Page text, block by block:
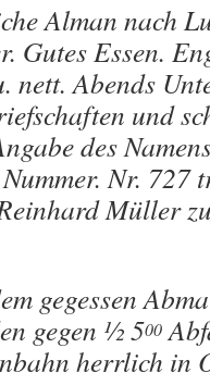
Alman nach
Gutes Essen.
nett. Abends
und
des
Nr. 727
Müller
gegessen
gegen ½ 500
herrlich in